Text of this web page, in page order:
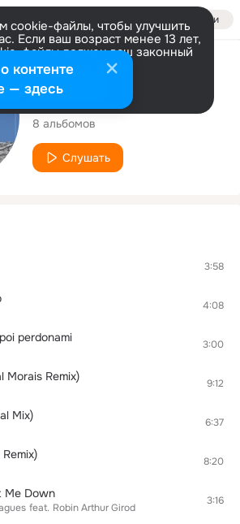
Войти
cookie-файлы, чтобы улучшить
Если ваш возраст менее 13 лет,
файлы должен ваш законный
Больше информации
Настроить
Исполнитель
Marcella
8 альбомов
Слушать
3:58
4:08
perdonami 3:00
Morais Remix) 9:12
Mix) 6:37
8:20
Me Down
feat. Robin Arthur Girod
3:16
контенте
— здесь